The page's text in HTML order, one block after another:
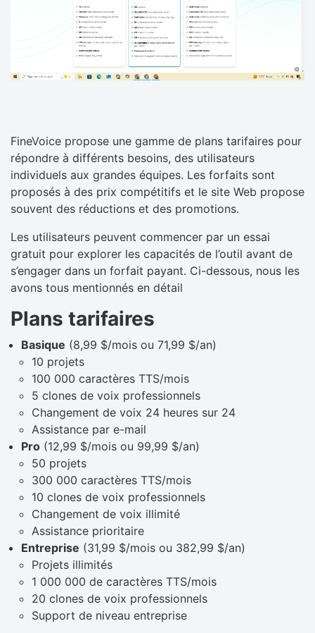
FineVoice propose une gamme de plans tarifaires pour
répondre à différents besoins, des utilisateurs
individuels aux grandes équipes. Les forfaits sont
proposés à des prix compétitifs et le site Web propose
souvent des réductions et des promotions.
Les utilisateurs peuvent commencer par un essai
gratuit pour explorer les capacités de l’outil avant de
s’engager dans un forfait payant. Ci-dessous, nous les
avons tous mentionnés en détail
Plans tarifaires
Basique (8,99 $/mois ou 71,99 $/an)
10 projets
100 000 caractères TTS/mois
5 clones de voix professionnels
Changement de voix 24 heures sur 24
Assistance par e-mail
Pro (12,99 $/mois ou 99,99 $/an)
50 projets
300 000 caractères TTS/mois
10 clones de voix professionnels
Changement de voix illimité
Assistance prioritaire
Entreprise (31,99 $/mois ou 382,99 $/an)
Projets illimités
1 000 000 de caractères TTS/mois
20 clones de voix professionnels
Support de niveau entreprise